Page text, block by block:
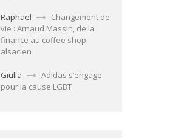
Raphael
Changement de
vie : Arnaud Massin, de la
finance au coffee shop
alsacien
Giulia
Adidas s’engage
pour la cause LGBT